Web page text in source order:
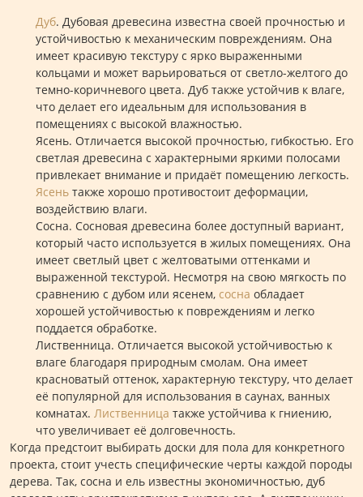
Дуб. Дубовая древесина известна своей прочностью и
устойчивостью к механическим повреждениям. Она
имеет красивую текстуру с ярко выраженными
кольцами и может варьироваться от светло-желтого до
темно-коричневого цвета. Дуб также устойчив к влаге,
что делает его идеальным для использования в
помещениях с высокой влажностью.
Ясень. Отличается высокой прочностью, гибкостью. Его
светлая древесина с характерными яркими полосами
привлекает внимание и придаёт помещению легкость.
Ясень также хорошо противостоит деформации,
воздействию влаги.
Сосна. Сосновая древесина более доступный вариант,
который часто используется в жилых помещениях. Она
имеет светлый цвет с желтоватыми оттенками и
выраженной текстурой. Несмотря на свою мягкость по
сравнению с дубом или ясенем, сосна обладает
хорошей устойчивостью к повреждениям и легко
поддается обработке.
Лиственница. Отличается высокой устойчивостью к
влаге благодаря природным смолам. Она имеет
красноватый оттенок, характерную текстуру, что делает
её популярной для использования в саунах, ванных
комнатах. Лиственница также устойчива к гниению,
что увеличивает её долговечность.
Когда предстоит выбирать доски для пола для конкретного
проекта, стоит учесть специфические черты каждой породы
дерева. Так, сосна и ель известны экономичностью, дуб